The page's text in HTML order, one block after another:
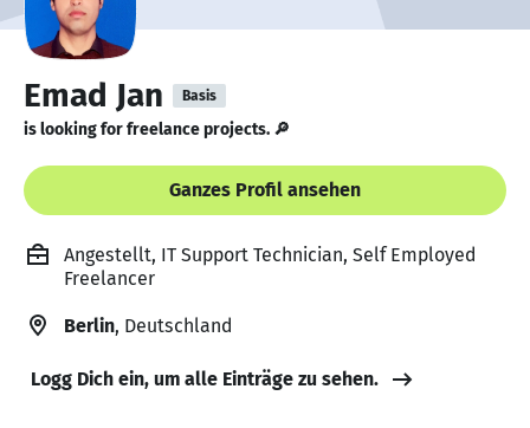
Emad Jan Basis
is looking for freelance projects. 🔎
Ganzes Profil ansehen
Angestellt, IT Support Technician, Self Employed
Freelancer
Berlin, Deutschland
Logg Dich ein, um alle Einträge zu sehen.